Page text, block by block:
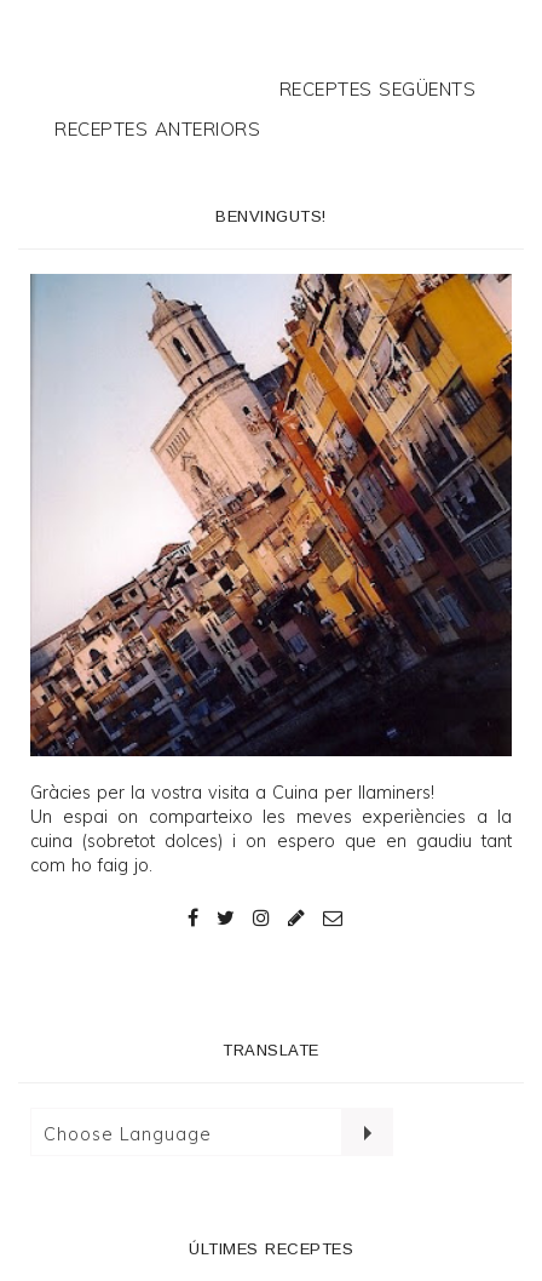
RECEPTES SEGÜENTS
RECEPTES ANTERIORS
BENVINGUTS!
Gràcies per la vostra visita a Cuina per llaminers!
Un espai on comparteixo les meves experiències a la
cuina (sobretot dolces) i on espero que en gaudiu tant
com ho faig jo.
TRANSLATE
ÚLTIMES RECEPTES